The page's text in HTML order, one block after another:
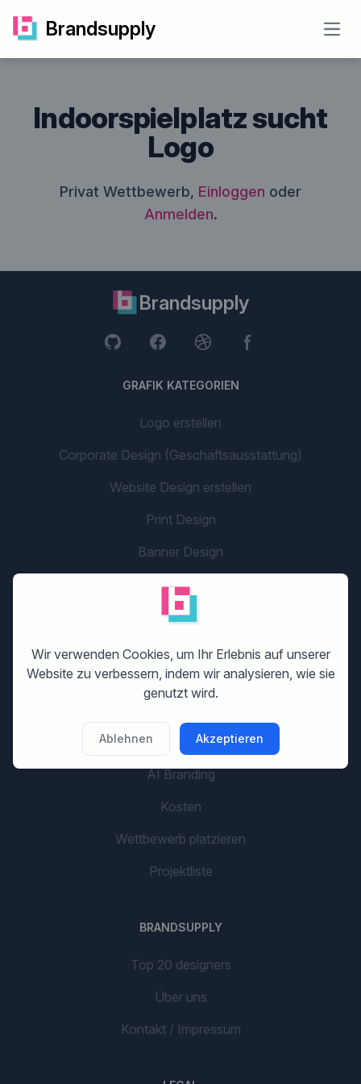
Brandsupply
Indoorspielplatz sucht
Logo
Privat Wettbewerb, Einloggen oder
Anmelden.
Brandsupply
GRAFIK KATEGORIEN
Logo erstellen
Corporate Design (Geschäftsausstattung)
Website Design erstellen
Print Design
Banner Design
Flyer Design
Grafikdesign
Unternehmensname
Social Media/App Design
LOS GEHT'S
AI Branding
Kosten
Wettbewerb platzieren
Projektliste
BRANDSUPPLY
Top 20 designers
Über uns
Kontakt / Impressum
Wir verwenden Cookies, um Ihr Erlebnis auf unserer
Website zu verbessern, indem wir analysieren, wie sie
genutzt wird.
Ablehnen Akzeptieren